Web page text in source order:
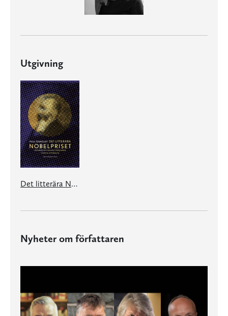
Utgivning
Det litterära Nobelpriset
Nyheter om författaren